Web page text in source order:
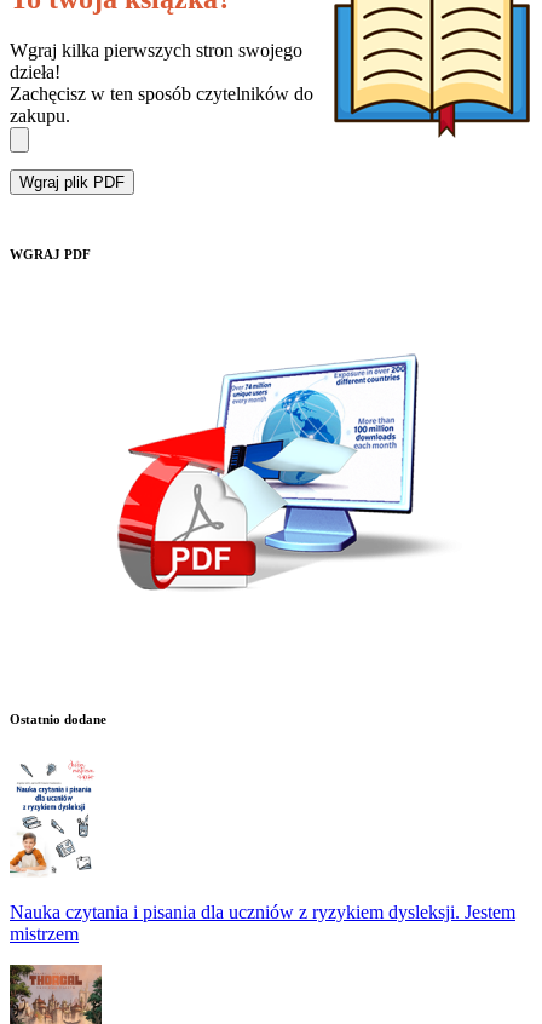
Wgraj kilka pierwszych stron swojego
dzieła!
Zachęcisz w ten sposób czytelników do
zakupu.
Wgraj plik PDF
WGRAJ PDF
Ostatnio dodane
Nauka czytania i pisania dla uczniów z ryzykiem dysleksji. Jestem
mistrzem